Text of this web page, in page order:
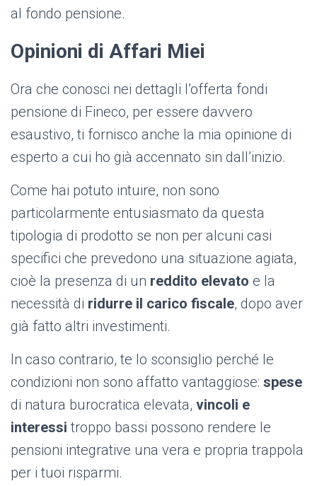
al fondo pensione.
Opinioni di Affari Miei
Ora che conosci nei dettagli l’offerta fondi
pensione di Fineco, per essere davvero
esaustivo, ti fornisco anche la mia opinione di
esperto a cui ho già accennato sin dall’inizio.
Come hai potuto intuire, non sono
particolarmente entusiasmato da questa
tipologia di prodotto se non per alcuni casi
specifici che prevedono una situazione agiata,
cioè la presenza di un reddito elevato e la
necessità di ridurre il carico fiscale, dopo aver
già fatto altri investimenti.
In caso contrario, te lo sconsiglio perché le
condizioni non sono affatto vantaggiose: spese
di natura burocratica elevata, vincoli e
interessi troppo bassi possono rendere le
pensioni integrative una vera e propria trappola
per i tuoi risparmi.